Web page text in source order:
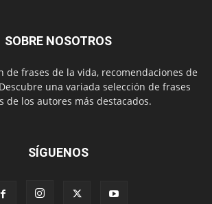
SOBRE NOSOTROS
de frases de la vida, recomendaciones de
una variada selección de frases
de los autores más destacados.
SÍGUENOS